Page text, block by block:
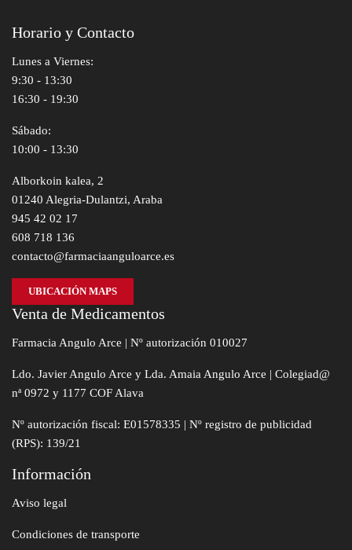
Horario y Contacto
Lunes a Viernes:
9:30 - 13:30
16:30 - 19:30
Sábado:
10:00 - 13:30
Alborkoin kalea, 2
01240 Alegria-Dulantzi, Araba
945 42 02 17
608 718 136
contacto@farmaciaanguloarce.es
UBICACIÓN MAPS
Venta de Medicamentos
Farmacia Angulo Arce | Nº autorización 010027
Ldo. Javier Angulo Arce y Lda. Amaia Angulo Arce | Colegiad@
nª 0972 y 1177 COF Alava
Nº autorización fiscal: E01578335 | Nº registro de publicidad
(RPS): 139/21
Información
Aviso legal
Condiciones de transporte